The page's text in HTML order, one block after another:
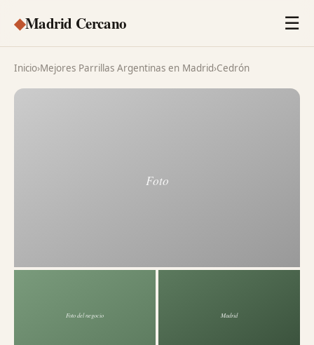
◆Madrid Cercano ☰
Inicio›Mejores Parrillas Argentinas en Madrid›Cedrón